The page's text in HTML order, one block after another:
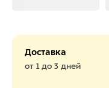
Доставка
от 1 до 3 дней